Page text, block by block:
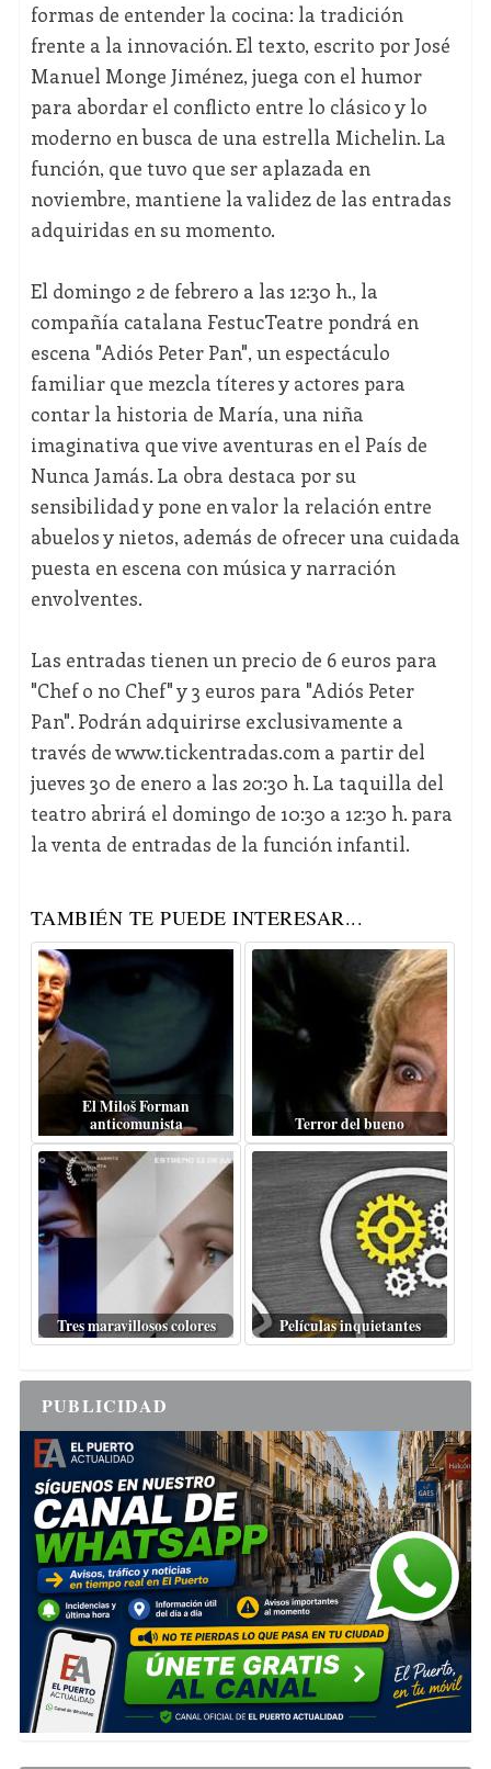
formas de entender la cocina: la tradición
frente a la innovación. El texto, escrito por José
Manuel Monge Jiménez, juega con el humor
para abordar el conflicto entre lo clásico y lo
moderno en busca de una estrella Michelin. La
función, que tuvo que ser aplazada en
noviembre, mantiene la validez de las entradas
adquiridas en su momento.
El domingo 2 de febrero a las 12:30 h., la
compañía catalana FestucTeatre pondrá en
escena "Adiós Peter Pan", un espectáculo
familiar que mezcla títeres y actores para
contar la historia de María, una niña
imaginativa que vive aventuras en el País de
Nunca Jamás. La obra destaca por su
sensibilidad y pone en valor la relación entre
abuelos y nietos, además de ofrecer una cuidada
puesta en escena con música y narración
envolventes.
Las entradas tienen un precio de 6 euros para
"Chef o no Chef" y 3 euros para "Adiós Peter
Pan". Podrán adquirirse exclusivamente a
través de www.tickentradas.com a partir del
jueves 30 de enero a las 20:30 h. La taquilla del
teatro abrirá el domingo de 10:30 a 12:30 h. para
la venta de entradas de la función infantil.
TAMBIÉN TE PUEDE INTERESAR...
El Miloš Forman
anticomunista
Terror del bueno
Tres maravillosos colores Películas inquietantes
PUBLICIDAD